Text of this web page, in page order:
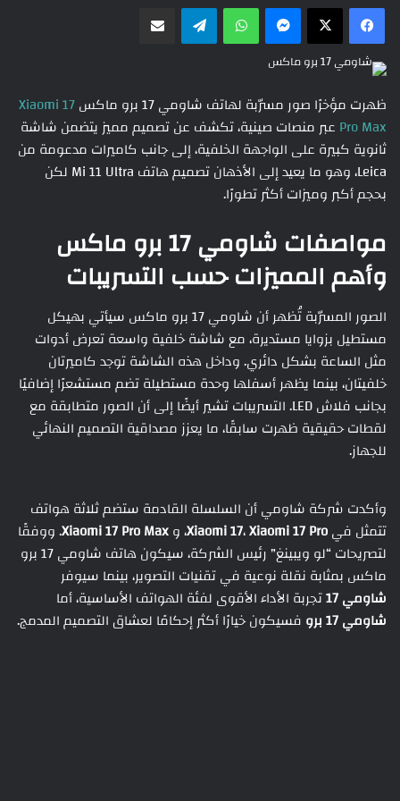
ماسنجر واتسابتيلقرام
ظهرت مؤخرًا صور مسرّبة لهاتف شاومي 17 برو ماكس
Xiaomi 17
Pro Max عبر منصات صينية، تكشف عن تصميم مميز يتضمن شاشة
ثانوية كبيرة على الواجهة الخلفية، إلى جانب كاميرات مدعومة من
Leica، وهو ما يعيد إلى الأذهان تصميم هاتف Mi 11 Ultra لكن
بحجم أكبر وميزات أكثر تطورًا.
مواصفات شاومي 17 برو ماكس
وأهم المميزات حسب التسريبات
الصور المسرّبة تُظهر أن شاومي 17 برو ماكس سيأتي بهيكل
مستطيل بزوايا مستديرة، مع شاشة خلفية واسعة تعرض أدوات
مثل الساعة بشكل دائري. وداخل هذه الشاشة توجد كاميرتان
خلفيتان، بينما يظهر أسفلها وحدة مستطيلة تضم مستشعرًا إضافيًا
بجانب فلاش LED. التسريبات تشير أيضًا إلى أن الصور متطابقة مع
لقطات حقيقية ظهرت سابقًا، ما يعزز مصداقية التصميم النهائي
للجهاز.
وأكدت شركة شاومي أن السلسلة القادمة ستضم ثلاثة هواتف
تتمثل في
Xiaomi 17،Xiaomi 17 Pro ، وXiaomi 17 Pro Max. ووفقًا
لتصريحات “لو ويبينغ” رئيس الشركة، سيكون هاتف شاومي 17 برو
ماكس بمثابة نقلة نوعية في تقنيات التصوير، بينما سيوفر
شاومي 17
تجربة الأداء الأقوى لفئة الهواتف الأساسية، أما
شاومي 17 برو
فسيكون خيارًا أكثر إحكامًا لعشاق التصميم المدمج.